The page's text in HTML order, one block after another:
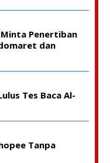
Minta Penertiban
dan
Tes Baca Al-
Tanpa